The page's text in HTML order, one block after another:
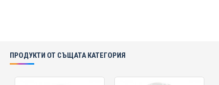
ПРОДУКТИ ОТ СЪЩАТА КАТЕГОРИЯ